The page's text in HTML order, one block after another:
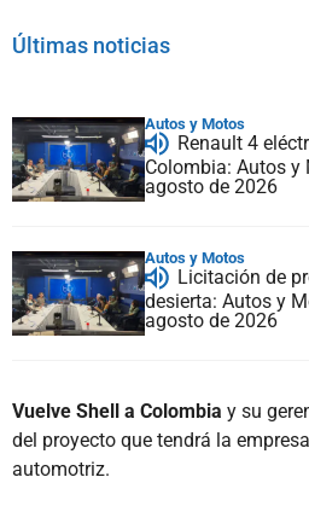
Últimas noticias
Autos y Motos
Renault 4
Colombia: Autos y
agosto de 2026
Autos y Motos
Licitación de
desierta: Autos y
agosto de 2026
Vuelve Shell a Colombia y su
del proyecto que tendrá la
automotriz.